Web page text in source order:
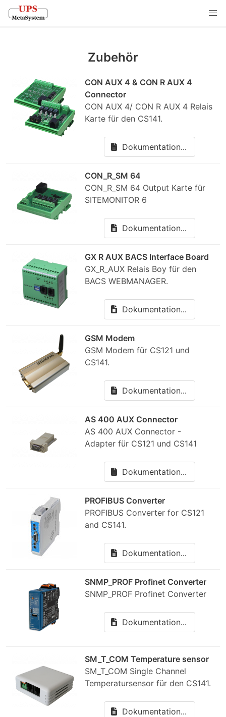
Zubehör
CON AUX 4 & CON R AUX 4
Connector
CON AUX 4/ CON R AUX 4 Relais
Karte für den CS141.
Dokumentation...
CON_R_SM 64
CON_R_SM 64 Output Karte für
SITEMONITOR 6
Dokumentation...
GX R AUX BACS Interface Board
GX_R_AUX Relais Boy für den
BACS WEBMANAGER.
Dokumentation...
GSM Modem
GSM Modem für CS121 und
CS141.
Dokumentation...
AS 400 AUX Connector
AS 400 AUX Connector -
Adapter für CS121 und CS141
Dokumentation...
PROFIBUS Converter
PROFIBUS Converter for CS121
and CS141.
Dokumentation...
SNMP_PROF Profinet Converter
SNMP_PROF Profinet Converter
Dokumentation...
SM_T_COM Temperature sensor
SM_T_COM Single Channel
Temperatursensor für den CS141.
Dokumentation...